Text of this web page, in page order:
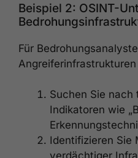
Beispiel 2: OSINT-
Für
Suchen Sie nach
Indikatoren wie
Identifizieren Sie